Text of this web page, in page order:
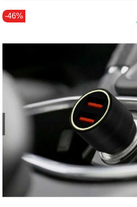
Chuyển
đến
đầu
viện
hình
-46%